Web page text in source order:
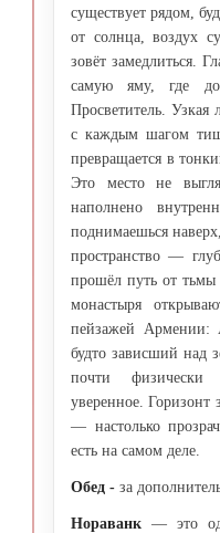
существует рядом,
от солнца, воздух
зовёт замедлиться.
самую яму, где
Просветитель. Узкая
с каждым шагом
превращается в
Это место не
наполнено
поднимаешься
пространство —
прошёл путь от тьмы
монастыря
пейзажей Армении:
будто зависший над
почти физически
уверенное. Горизонт
— настолько
есть на самом деле.
Обед - за
Нораванк — это